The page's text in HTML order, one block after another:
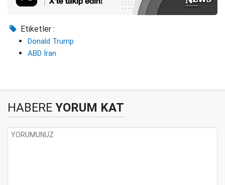
Etiketler :
Donald Trump
ABD İran
HABERE YORUM KAT